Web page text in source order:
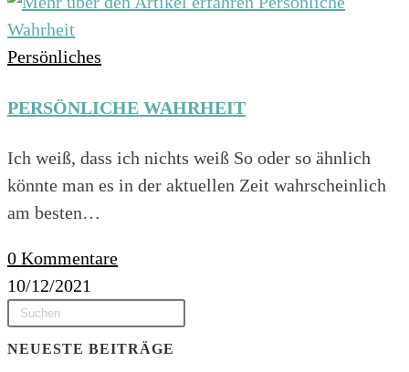
Persönliches
PERSÖNLICHE WAHRHEIT
Ich weiß, dass ich nichts weiß So oder so ähnlich
könnte man es in der aktuellen Zeit wahrscheinlich
am besten…
0 Kommentare
10/12/2021
NEUESTE BEITRÄGE